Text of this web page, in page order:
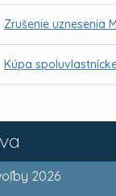
2026
Zrušenie uznesenia
Kúpa